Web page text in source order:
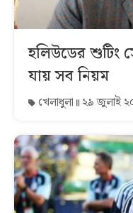
হলিউডের শুটিং
যায় সব নিয়ম
খেলাধুলা ২৯ জুলাই